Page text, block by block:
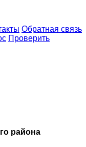
Обратная связь
Проверить
района